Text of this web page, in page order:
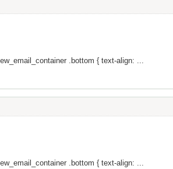
.bottom { text-align: ...
.bottom { text-align: ...